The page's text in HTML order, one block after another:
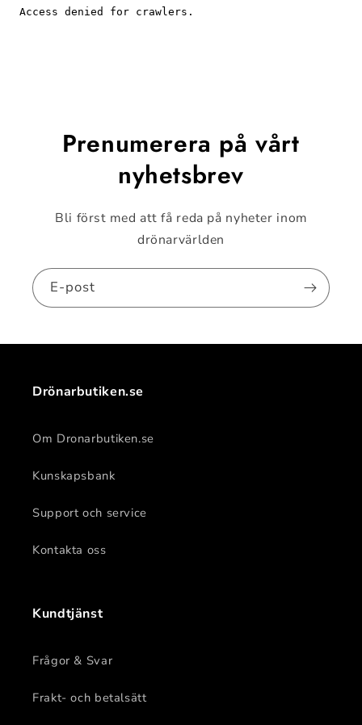
Prenumerera på vårt
nyhetsbrev
Bli först med att få reda på nyheter inom
drönarvärlden
E-post
Drönarbutiken.se
Om Dronarbutiken.se
Kunskapsbank
Support och service
Kontakta oss
Kundtjänst
Frågor & Svar
Frakt- och betalsätt